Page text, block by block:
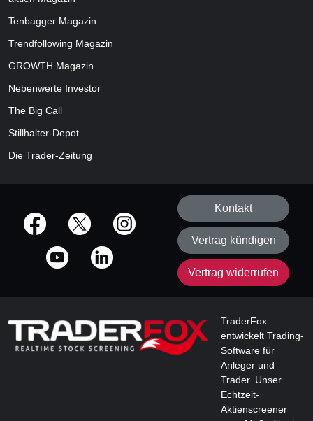
Tenbagger Magazin
Trendfollowing Magazin
GROWTH Magazin
Nebenwerte Investor
The Big Call
Stillhalter-Depot
Die Trader-Zeitung
offizielle Social Media-Accounts
Kontakt
Vertrag kündigen
Vertrag widerrufen
TraderFox
entwickelt Trading-
Software für
Anleger und
Trader. Unser
Echtzeit-
Aktienscreener